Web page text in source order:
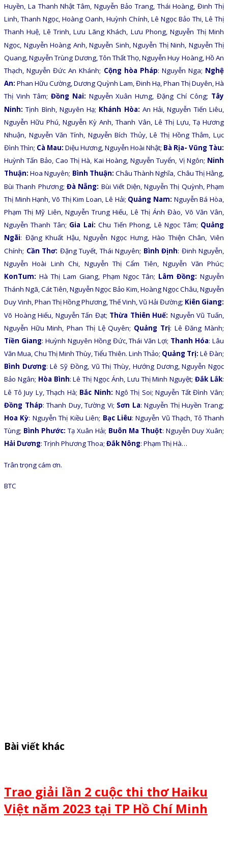
Huyền, La Thanh Nhật Tâm, Nguyễn Bảo Trang, Thái Hoàng, Đinh Thị
Linh, Thanh Ngọc, Hoàng Oanh, Huỳnh Chính, Lê Ngọc Bảo Thi, Lê Thị
Thanh Huệ, Lê Trinh, Lưu Lãng Khách, Lưu Phong, Nguyễn Thị Minh
Ngọc, Nguyễn Hoàng Anh, Nguyễn Sinh, Nguyễn Thị Ninh, Nguyễn Thị
Quang, Nguyễn Trùng Dương, Tôn Thất Thọ, Nguyễn Huy Hoàng, Hồ An
Thạch, Nguyễn Đức An Khánh; Cộng hòa Pháp: Nguyễn Nga; Nghệ
An: Phan Hữu Cường, Dương Quỳnh Lam, Đinh Hạ, Phan Thị Duyên, Hà
Thị Vinh Tâm; Đồng Nai: Nguyễn Xuân Hưng, Đặng Chí Công; Tây
Ninh: Tịnh Bình, Nguyên Hạ; Khánh Hòa: An Hải, Nguyễn Tiến Liêu,
Nguyễn Hữu Phú, Nguyễn Kỳ Anh, Thanh Vân, Lê Thị Lựu, Tạ Hương
Nhuận, Nguyễn Văn Tính, Nguyễn Bích Thủy, Lê Thị Hồng Thắm, Lục
Đình Thìn; Cà Mau: Diệu Hương, Nguyễn Hoài Nhật; Bà Rịa- Vũng Tàu:
Huỳnh Tấn Bảo, Cao Thị Hà, Kai Hoàng, Nguyễn Tuyển, Vị Ngôn; Ninh
Thuận: Hoa Nguyên; Bình Thuận: Châu Thành Nghĩa, Châu Thị Hằng,
Bùi Thanh Phương;Đà Nẵng: Bùi Viết Diện, Nguyễn Thị Quỳnh, Phạm
Thị Minh Hạnh, Võ Thị Kim Loan, Lê Hải; Quảng Nam: Nguyễn Bá Hòa,
Phạm Thị Mỹ Liên, Nguyễn Trung Hiếu, Lê Thị Ánh Đào, Võ Văn Vân,
Nguyễn Thanh Tân; Gia Lai: Chu Tiến Phong, Lê Ngọc Tâm; Quảng
Ngãi: Đặng Khuất Hậu, Nguyễn Ngọc Hưng, Hào Thiện Chân, Viên
Chính; Cần Thơ: Đặng Tuyết, Thái Nguyên; Bình Định: Đinh Nguyễn,
Nguyễn Hoài Linh Chi, Nguyễn Thị Cẩm Tiên, Nguyễn Văn Phúc;
KonTum: Hà Thị Lam Giang, Phạm Ngọc Tân; Lâm Đồng: Nguyễn
Thánh Ngã, Cát Tiên, Nguyễn Ngọc Bảo Kim, Hoàng Ngọc Châu, Nguyễn
Duy Vinh, Phan Thị Hồng Phương, Thế Vinh, Vũ Hải Đường; Kiên Giang:
Võ Hoàng Hiếu, Nguyễn Tấn Đạt; Thừa Thiên Huế: Nguyễn Vũ Tuấn,
Nguyễn Hữu Minh, Phan Thị Lệ Quyên; Quảng Trị: Lê Đăng Mành;
Tiền Giang: Huỳnh Nguyên Hồng Đức, Thái Văn Lợi; Thanh Hóa: Lâu
Văn Mua, Chu Thị Minh Thùy, Tiểu Thiên. Linh Thảo; Quảng Trị: Lê Đàn;
Bình Dương: Lê Sỹ Đồng, Vũ Thị Thùy, Hướng Dương, Nguyễn Ngọc
Bảo Ngân; Hòa Bình: Lê Thị Ngọc Ánh, Lưu Thị Minh Nguyệt;Đắk Lắk:
Lê Tô Juy Ly, Thạch Hà; Bắc Ninh: Ngô Thị Soi; Nguyễn Tất Đình Vân;
Đồng Tháp: Thanh Duy, Tường Vi; Sơn La: Nguyễn Thị Huyền Trang;
Hoa Kỳ: Nguyễn Thị Kiều Liên; Bạc Liêu: Nguyễn Vũ Thạch, Tô Thanh
Tùng; Bình Phước:Tạ Xuân Hải; Buôn Ma Thuột: Nguyễn Duy Xuân;
Hải Dương: Trịnh Phương Thoa; Đắk Nông: Phạm Thị Hà…
Trân trọng cám ơn.
BTC
Bài viết khác
Trao giải lần 2 cuộc thi thơ Haiku
Việt năm 2023 tại TP Hồ Chí Minh